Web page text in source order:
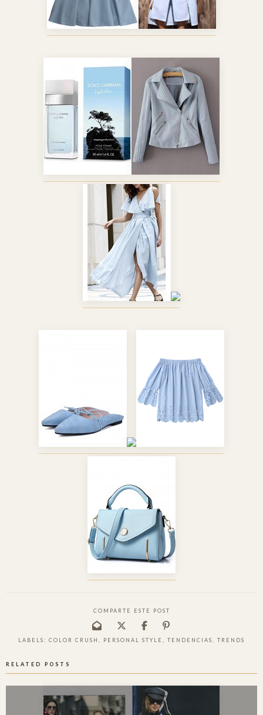
COMPARTE ESTE POST
LABELS: COLOR CRUSH PERSONAL STYLE TENDENCIAS TRENDS
RELATED POSTS